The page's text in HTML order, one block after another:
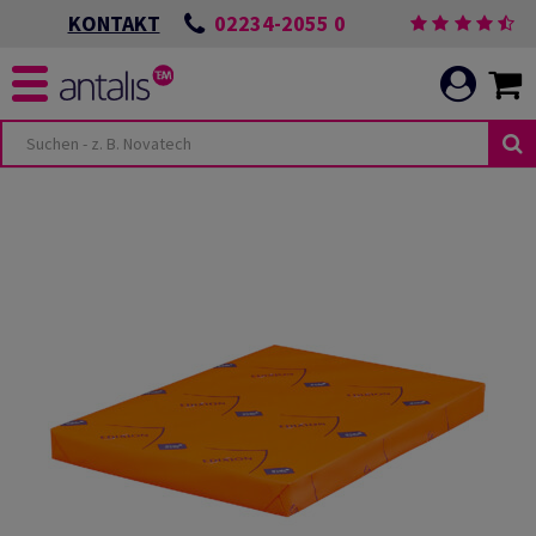
KONTAKT 02234-2055 0